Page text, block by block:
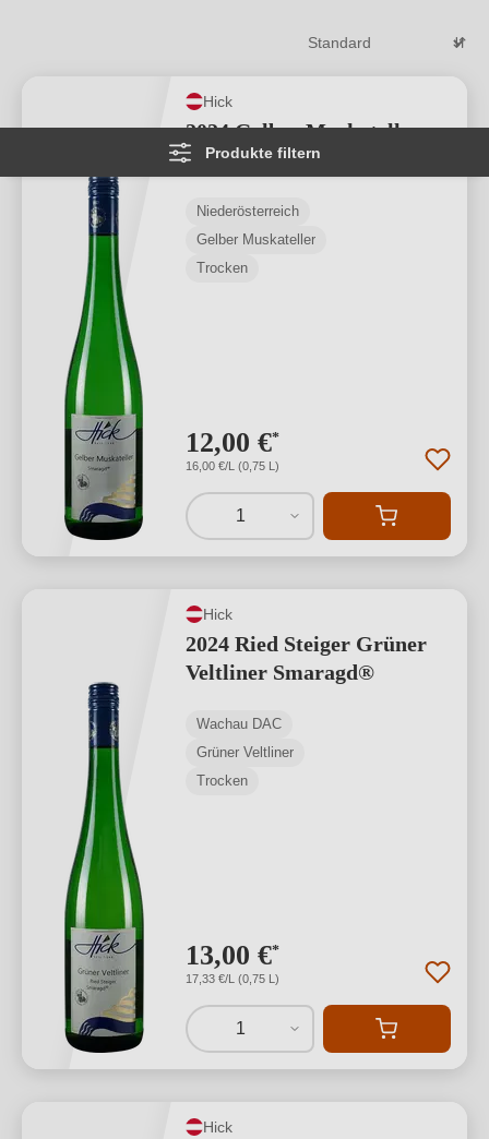
Produkte filtern
Hick
2024 Gelber Muskateller
Smaragd®
Niederösterreich
Gelber Muskateller
Trocken
12,00 €*
16,00 €/L (0,75 L)
1
Hick
2024 Ried Steiger Grüner
Veltliner Smaragd®
Wachau DAC
Grüner Veltliner
Trocken
13,00 €*
17,33 €/L (0,75 L)
1
Hick